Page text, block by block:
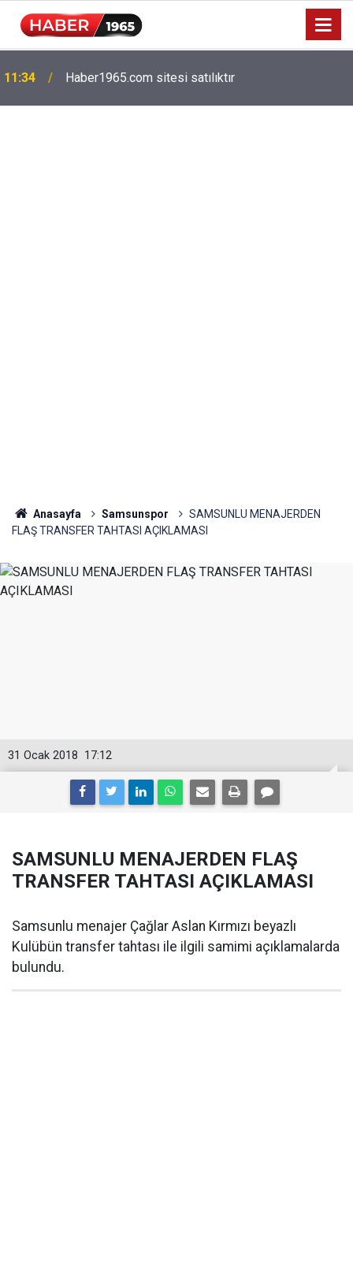
15:52
hesaplarda
Anasayfa Samsunspor
SAMSUNLU MENAJERDEN
FLAŞ TRANSFER TAHTASI AÇIKLAMASI
17:12
31 Ocak 2018
SAMSUNLU MENAJERDEN FLAŞ
TRANSFER TAHTASI AÇIKLAMASI
Samsunlu menajer Çağlar Aslan Kırmızı beyazlı
Kulübün transfer tahtası ile ilgili samimi açıklamalarda
bulundu.